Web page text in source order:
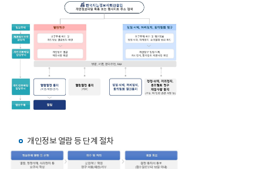
개인정보 열람 등 단계 절차